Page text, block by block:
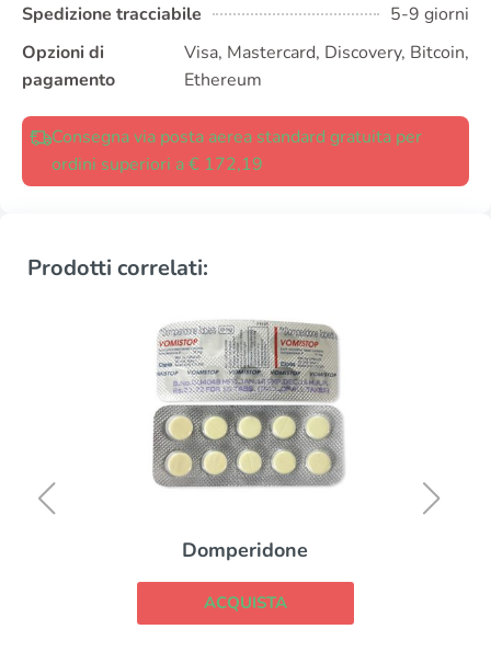
Spedizione tracciabile
5-9 giorni
Opzioni di
pagamento
Visa, Mastercard, Discovery, Bitcoin,
Ethereum
Consegna via posta aerea standard gratuita per
ordini superiori a € 172,19
Prodotti correlati:
Domperidone
ACQUISTA